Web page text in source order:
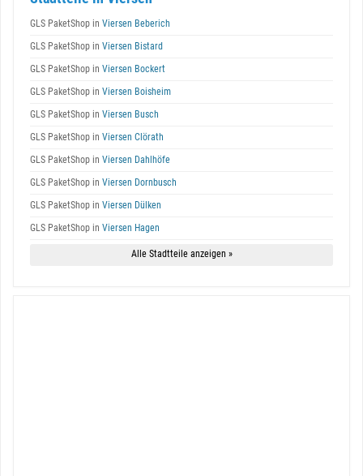
GLS PaketShop in Viersen Beberich
GLS PaketShop in Viersen Bistard
GLS PaketShop in Viersen Bockert
GLS PaketShop in Viersen Boisheim
GLS PaketShop in Viersen Busch
GLS PaketShop in Viersen Clörath
GLS PaketShop in Viersen Dahlhöfe
GLS PaketShop in Viersen Dornbusch
GLS PaketShop in Viersen Dülken
GLS PaketShop in Viersen Hagen
Alle Stadtteile anzeigen »